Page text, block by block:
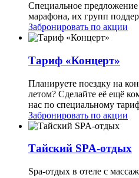
Специальное
марафона, их групп
Забронировать по акции
Тариф «Концерт»
Планируете поездку на
летом? Сделайте её ещё
нас по специальному
Забронировать по акции
Тайский SPA-отдых
Spa-отдых в отеле с